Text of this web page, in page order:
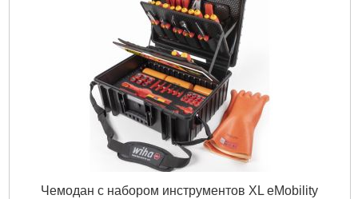
Чемодан с набором инструментов XL eMobility